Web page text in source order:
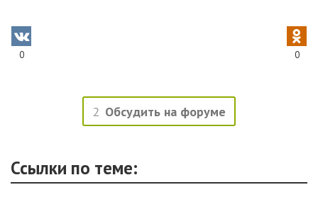
0 0
2 Обсудить на форуме
Ссылки по теме: